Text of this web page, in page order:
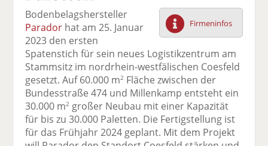
F
ac
e
b
o
o
k
te
il
e
tt
er
n
Li
n
k
e
di
n
te
il
e
n
E
m
ai
l
v
se
n
d
e
ck
e
n
Firmeninfos
Bodenbelagshersteller
Parador hat am 25. Januar
2023 den ersten
Spatenstich für sein neues Logistikzentrum am
Stammsitz im nordrhein-westfälischen Coesfeld
gesetzt. Auf 60.000 m2 Fläche zwischen der
Bundesstraße 474 und Millenkamp entsteht ein
30.000 m2 großer Neubau mit einer Kapazität
für bis zu 30.000 Paletten. Die Fertigstellung ist
für das Frühjahr 2024 geplant. Mit dem Projekt